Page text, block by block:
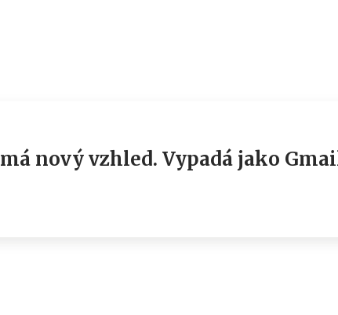
nový vzhled. Vypadá jako